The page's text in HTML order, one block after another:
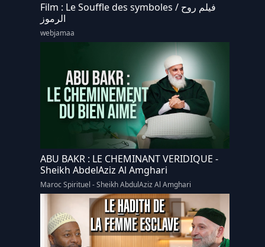
Film : Le Souffle des symboles / فيلم روح
الرموز
webjamaa
ABU BAKR : LE CHEMINANT VERIDIQUE -
Sheikh AbdelAziz Al Amghari
Maroc Spirituel - Sheikh AbdulAziz Al Amghari